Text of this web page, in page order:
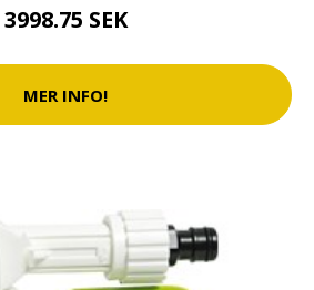
3998.75 SEK
MER INFO!